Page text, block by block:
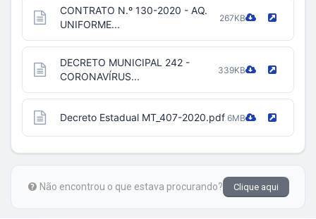
CONTRATO N.º 130-2020 - AQ.
UNIFORME...
267KB
DECRETO MUNICIPAL 242 -
CORONAVÍRUS...
339KB
Decreto Estadual MT_407-2020.pdf 6MB
Não encontrou o que estava procurando? Clique aqui